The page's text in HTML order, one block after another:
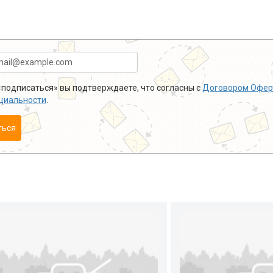
вы подтверждаете, что согласны с Договором